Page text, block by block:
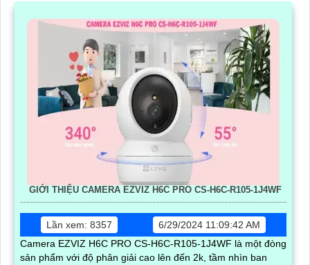
GIỚI THIỆU CAMERA EZVIZ H6C PRO CS-H6C-R105-1J4WF
Lần xem: 8357
6/29/2024 11:09:42 AM
Camera EZVIZ H6C PRO CS-H6C-R105-1J4WF là một đòng
sản phẩm với độ phân giải cao lên đến 2k, tầm nhìn ban